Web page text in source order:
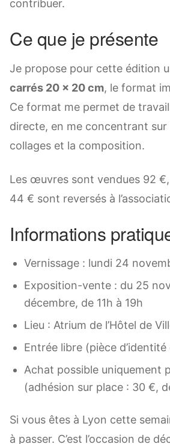
contribuer.
Ce que je présente
Je propose pour cette édition
carrés 20 × 20 cm, le format
Ce format me permet de
directe, en me concentrant sur
collages et la composition.
Les œuvres sont vendues 92
44 € sont reversés à
Informations
Vernissage : lundi 24
Exposition-vente : du 25
décembre, de 11h à 19h
Lieu : Atrium de l’Hôtel de
Entrée libre (pièce d’identité
Achat possible uniquement
(adhésion sur place : 30 €,
Si vous êtes à Lyon cette
à passer. C’est l’occasion de